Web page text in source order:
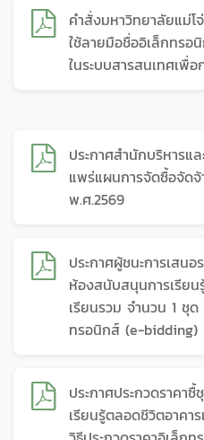
คำสั่งมหาวิทยาลัยแม่โ
ใช้ลายมือชื่ออิเล็กทรอ
ในระบบสารสนเทศเพื่
ประกาศสำนักบริหารแ
แพร่แผนการจัดซื้อจัด
พ.ศ.2569
ประกาศผู้ชนะการเสน
ห้องสนับสนุนการเรียน
เรียนรวม จำนวน 1 ชุด
ทรอนิกส์ (e-bidding)
ประกาศประกวดราค
เรียนรู้ตลอดชีวิตอาคา